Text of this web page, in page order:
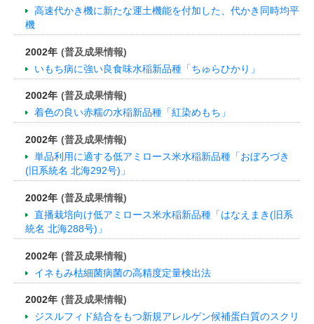
高速代かき機に新たな運土機能を付加した、代かき同時均平
機
2002年 (普及成果情報)
いもち病に強い良食味水稲新品種「ちゅらひかり」
2002年 (普及成果情報)
着色の良い赤糯の水稲新品種「紅染めもち」
2002年 (普及成果情報)
単品利用に適する低アミロース米水稲新品種「おぼろづき
(旧系統名 北海292号)」
2002年 (普及成果情報)
直播栽培向け低アミロース米水稲新品種「はなえまき(旧系
統名 北海288号)」
2002年 (普及成果情報)
イネもみ枯細菌病菌の高精度定量検出法
2002年 (普及成果情報)
ジスルフィド結合をもつ新規アレルゲン候補蛋白質のスクリ